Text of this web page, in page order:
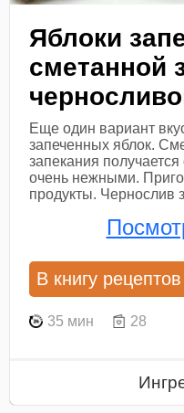
Яблоки
сметанной
Еще один вариант
запеченных яблок.
запекания
очень нежными.
продукты. Чернослив
В книгу рецептов
35 мин 28